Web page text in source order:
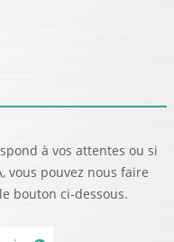
à vos attentes ou si
vous pouvez nous faire
bouton ci-dessous.